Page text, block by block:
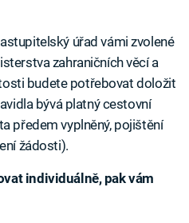
úřad vámi zvolené
zahraničních věcí a
budete potřebovat doložit
bývá platný cestovní
předem vyplněný, pojištění
žádosti).
individuálně, pak vám